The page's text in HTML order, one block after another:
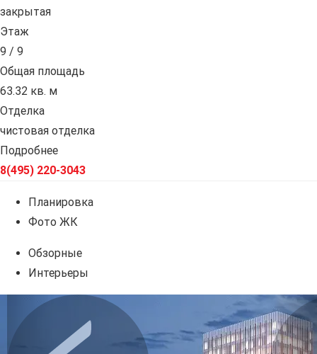
закрытая
Этаж
9 / 9
Общая площадь
63.32 кв. м
Отделка
чистовая отделка
Подробнее
8(495) 220-3043
Планировка
Фото ЖК
Обзорные
Интерьеры